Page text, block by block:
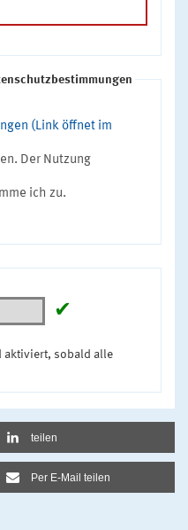
(Link öffnet im
Der Nutzung
ich zu.
✔
aktiviert, sobald alle
teilen
Per E-Mail teilen